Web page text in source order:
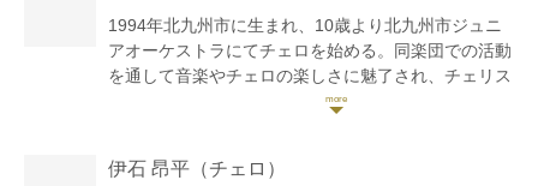
1994年北九州市に生まれ、10歳より北九州市ジュニ
アオーケストラにてチェロを始める。同楽団での活動
を通して音楽やチェロの楽しさに魅了され、チェリス
トとして生きていくことを決意。これまでに加治誠
研究科修士課程修了。リサイタルなどのソロ活動やオ
伊石 昂平 （チェロ）